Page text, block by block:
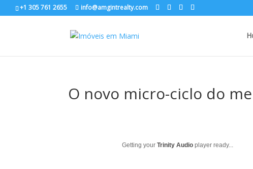
+1 305 761 2655 info@amgintrealty.com
O novo micro-ciclo do
Getting yourTrinity Audio player ready...